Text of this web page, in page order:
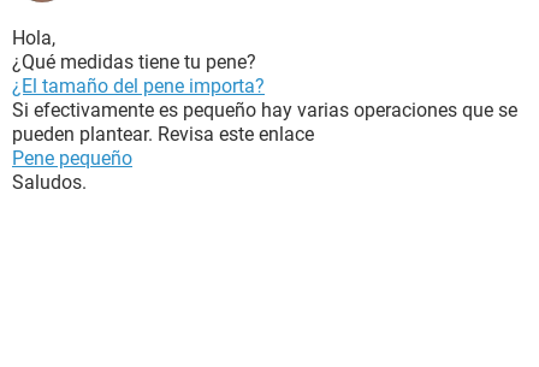
Hola,
¿Qué medidas tiene tu pene?
¿El tamaño del pene importa?
Si efectivamente es pequeño hay varias operaciones que se
pueden plantear. Revisa este enlace
Pene pequeño
Saludos.